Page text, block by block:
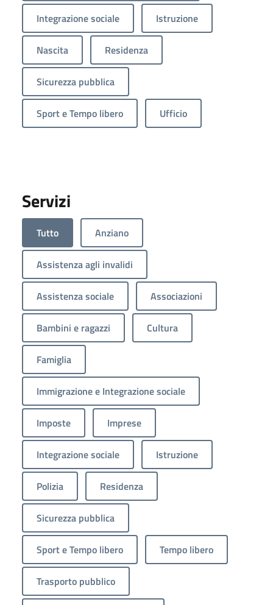
Integrazione sociale Istruzione
Nascita Residenza
Sicurezza pubblica
Sport e Tempo libero Ufficio
Servizi
Tutto Anziano
Assistenza agli invalidi
Assistenza sociale Associazioni
Bambini e ragazzi Cultura
Famiglia
Immigrazione e Integrazione sociale
Imposte Imprese
Integrazione sociale Istruzione
Polizia Residenza
Sicurezza pubblica
Sport e Tempo libero Tempo libero
Trasporto pubblico